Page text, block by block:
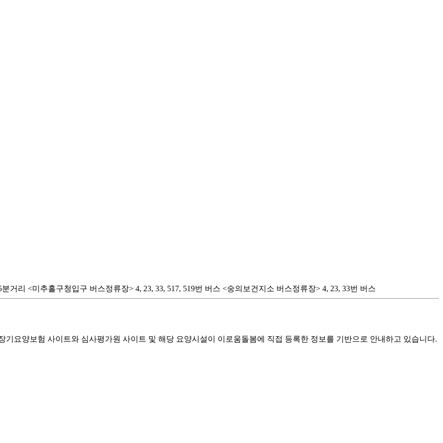
거리 <미추홀구청입구 버스정류장> 4, 23, 33, 517, 519번 버스 <숭의보건지소 버스정류장> 4, 23, 33번 버스
요양보험 사이트와 심사평가원 사이트 및 해당 요양시설이 이로움돌봄에 직접 등록한 정보를 기반으로 안내하고 있습니다.